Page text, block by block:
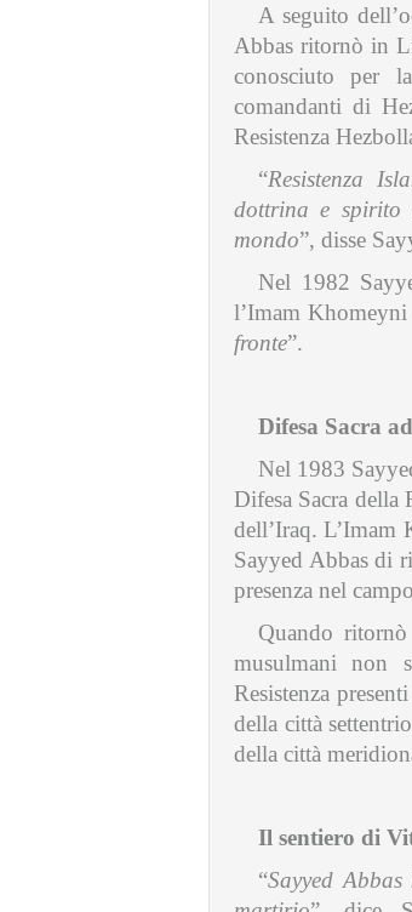
A seguito
Abbas ritornò in
conosciuto per
comandanti di
Resistenza
“Resistenza
dottrina e spirito
mondo”, disse
Nel 1982
l’Imam
fronte”.
Difesa Sacra
Nel 1983
Difesa Sacra della
dell’Iraq. L’Imam
Sayyed Abbas di
presenza nel
Quando
musulmani non
Resistenza
della città
della città
Il sentiero di
“Sayyed